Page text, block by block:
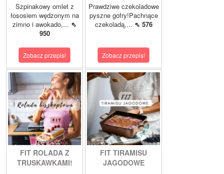
Szpinakowy omlet z
łososiem wędzonym na
zimno i awokado,... ⇖
950
Zobacz przepis!
Prawdziwe czekoladowe
pyszne gofry!Pachnące
czekoladą,... ⇖ 576
Zobacz przepis!
FIT ROLADA Z
TRUSKAWKAMI!
FIT TIRAMISU
JAGODOWE